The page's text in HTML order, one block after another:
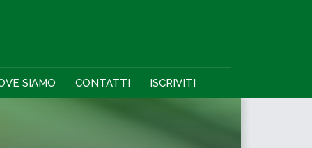
SIAMO CONTATTI ISCRIVITI